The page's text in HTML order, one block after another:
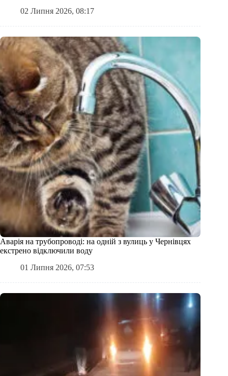
02 Липня 2026, 08:17
Аварія на трубопроводі: на одній з вулиць у Чернівцях
екстрено відключили воду
01 Липня 2026, 07:53